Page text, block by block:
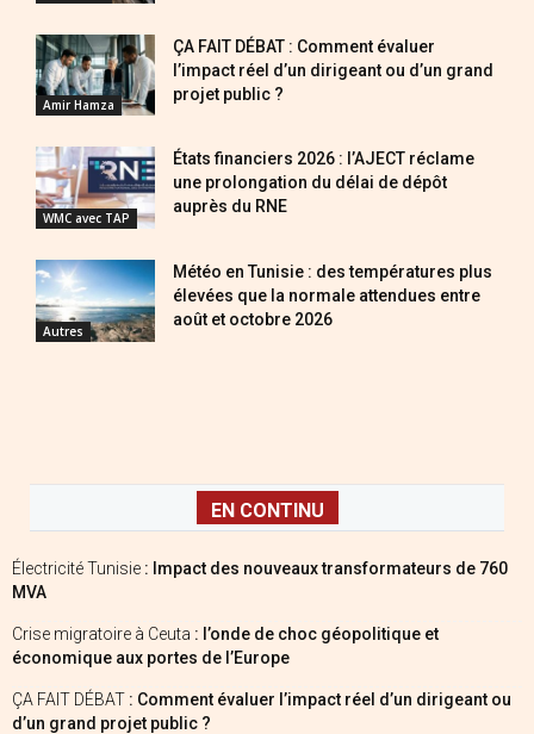
Amir Hamza
ÇA FAIT DÉBAT : Comment évaluer
l’impact réel d’un dirigeant ou d’un grand
projet public ?
WMC avec TAP
États financiers 2026 : l’AJECT réclame
une prolongation du délai de dépôt
auprès du RNE
Autres
Météo en Tunisie : des températures plus
élevées que la normale attendues entre
août et octobre 2026
EN CONTINU
Électricité Tunisie : Impact des nouveaux transformateurs de 760
MVA
Crise migratoire à Ceuta : l’onde de choc géopolitique et
économique aux portes de l’Europe
ÇA FAIT DÉBAT : Comment évaluer l’impact réel d’un dirigeant ou
d’un grand projet public ?